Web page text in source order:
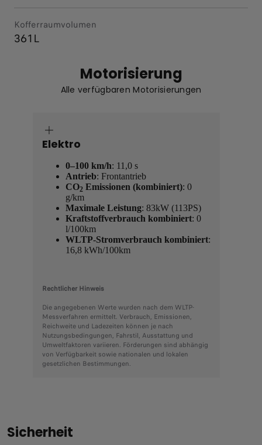
Kofferraumvolumen
361L
Motorisierung
Alle verfügbaren Motorisierungen
Elektro
0–100 km/h: 11,0 s
Antrieb: Frontantrieb
CO2 Emissionen (kombiniert): 0
g/km
Maximale Leistung: 83kW (113PS)
Kraftstoffverbrauch kombiniert: 0
l/100km
WLTP-Stromverbrauch kombiniert:
16,8 kWh/100km
Rechtlicher Hinweis
Die angegebenen Werte wurden nach dem WLTP-
Messverfahren ermittelt. Verbrauch, Emissionen,
Reichweite und Ladezeiten können je nach
Nutzungsbedingungen, Fahrstil, Ausstattung und
Umweltfaktoren variieren. Förderungen sind abhängig
von Verfügbarkeit sowie nationalen und lokalen
gesetzlichen Bestimmungen.
Sicherheit